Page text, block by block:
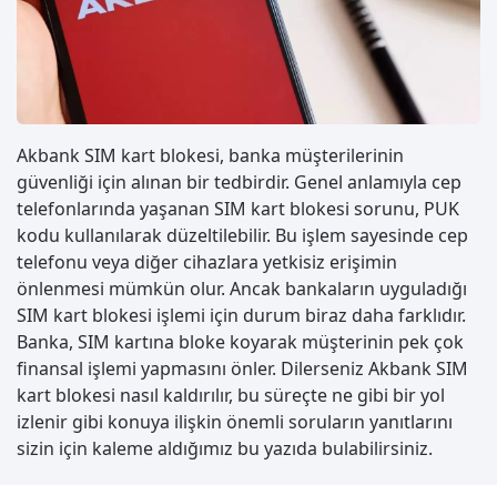
Akbank SIM kart blokesi, banka müşterilerinin
güvenliği için alınan bir tedbirdir. Genel anlamıyla cep
telefonlarında yaşanan SIM kart blokesi sorunu, PUK
kodu kullanılarak düzeltilebilir. Bu işlem sayesinde cep
telefonu veya diğer cihazlara yetkisiz erişimin
önlenmesi mümkün olur. Ancak bankaların uyguladığı
SIM kart blokesi işlemi için durum biraz daha farklıdır.
Banka, SIM kartına bloke koyarak müşterinin pek çok
finansal işlemi yapmasını önler. Dilerseniz Akbank SIM
kart blokesi nasıl kaldırılır, bu süreçte ne gibi bir yol
izlenir gibi konuya ilişkin önemli soruların yanıtlarını
sizin için kaleme aldığımız bu yazıda bulabilirsiniz.